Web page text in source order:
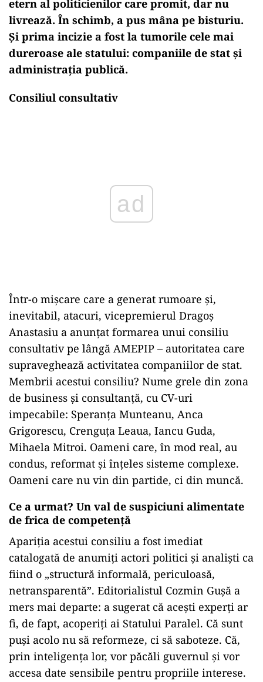
etern al politicienilor care promit, dar nu
livrează. În schimb, a pus mâna pe bisturiu.
Și prima incizie a fost la tumorile cele mai
dureroase ale statului: companiile de stat și
administrația publică.
Consiliul consultativ
Într-o mișcare care a generat rumoare și,
inevitabil, atacuri, vicepremierul Dragoș
Anastasiu a anunțat formarea unui consiliu
consultativ pe lângă AMEPIP – autoritatea care
supraveghează activitatea companiilor de stat.
Membrii acestui consiliu? Nume grele din zona
de business și consultanță, cu CV-uri
impecabile: Speranța Munteanu, Anca
Grigorescu, Crenguța Leaua, Iancu Guda,
Mihaela Mitroi. Oameni care, în mod real, au
condus, reformat și înțeles sisteme complexe.
Oameni care nu vin din partide, ci din muncă.
Ce a urmat? Un val de suspiciuni alimentate
de frica de competență
Apariția acestui consiliu a fost imediat
catalogată de anumiți actori politici și analiști ca
fiind o „structură informală, periculoasă,
netransparentă”. Editorialistul Cozmin Gușă a
mers mai departe: a sugerat că acești experți ar
fi, de fapt, acoperiți ai Statului Paralel. Că sunt
puși acolo nu să reformeze, ci să saboteze. Că,
prin inteligența lor, vor păcăli guvernul și vor
accesa date sensibile pentru propriile interese.